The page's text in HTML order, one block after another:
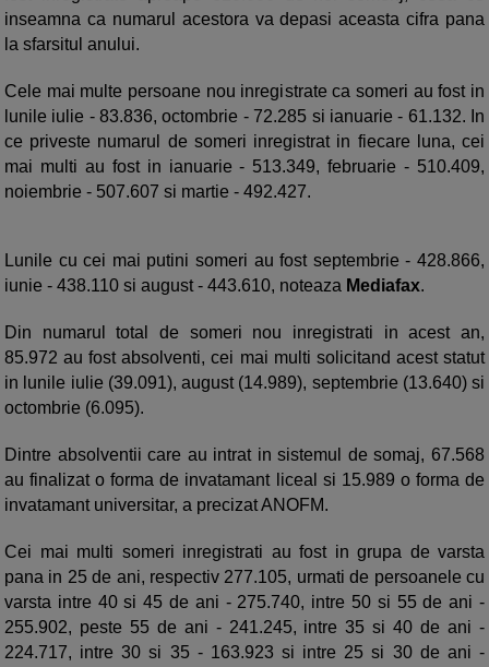
inseamna ca numarul acestora va depasi aceasta cifra pana
la sfarsitul anului.
Cele mai multe persoane nou inregistrate ca someri au fost in
lunile iulie - 83.836, octombrie - 72.285 si ianuarie - 61.132. In
ce priveste numarul de someri inregistrat in fiecare luna, cei
mai multi au fost in ianuarie - 513.349, februarie - 510.409,
noiembrie - 507.607 si martie - 492.427.
Lunile cu cei mai putini someri au fost septembrie - 428.866,
iunie - 438.110 si august - 443.610, noteaza Mediafax.
Din numarul total de someri nou inregistrati in acest an,
85.972 au fost absolventi, cei mai multi solicitand acest statut
in lunile iulie (39.091), august (14.989), septembrie (13.640) si
octombrie (6.095).
Dintre absolventii care au intrat in sistemul de somaj, 67.568
au finalizat o forma de invatamant liceal si 15.989 o forma de
invatamant universitar, a precizat ANOFM.
Cei mai multi someri inregistrati au fost in grupa de varsta
pana in 25 de ani, respectiv 277.105, urmati de persoanele cu
varsta intre 40 si 45 de ani - 275.740, intre 50 si 55 de ani -
255.902, peste 55 de ani - 241.245, intre 35 si 40 de ani -
224.717, intre 30 si 35 - 163.923 si intre 25 si 30 de ani -